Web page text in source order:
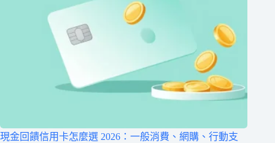
現金回饋信用卡怎麼選 2026：一般消費、網購、行動支